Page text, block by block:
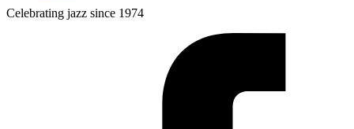
Celebrating jazz since 1974